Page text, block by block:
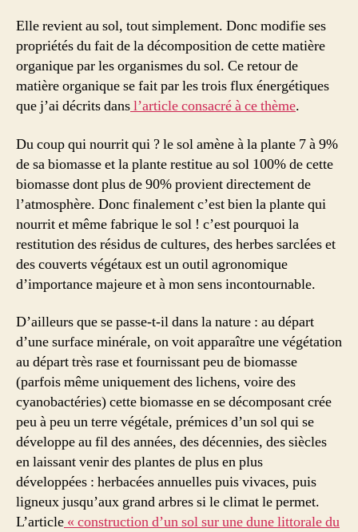
Elle revient au sol, tout simplement. Donc modifie ses
propriétés du fait de la décomposition de cette matière
organique par les organismes du sol. Ce retour de
matière organique se fait par les trois flux énergétiques
que j’ai décrits dansl’article consacré à ce thème.
Du coup qui nourrit qui ? le sol amène à la plante 7 à 9%
de sa biomasse et la plante restitue au sol 100% de cette
biomasse dont plus de 90% provient directement de
l’atmosphère. Donc finalement c’est bien la plante qui
nourrit et même fabrique le sol ! c’est pourquoi la
restitution des résidus de cultures, des herbes sarclées et
des couverts végétaux est un outil agronomique
d’importance majeure et à mon sens incontournable.
D’ailleurs que se passe-t-il dans la nature : au départ
d’une surface minérale, on voit apparaître une végétation
au départ très rase et fournissant peu de biomasse
(parfois même uniquement des lichens, voire des
cyanobactéries) cette biomasse en se décomposant crée
peu à peu un terre végétale, prémices d’un sol qui se
développe au fil des années, des décennies, des siècles
en laissant venir des plantes de plus en plus
développées : herbacées annuelles puis vivaces, puis
ligneux jusqu’aux grand arbres si le climat le permet.
L’article « construction d’un sol sur une dune littorale du